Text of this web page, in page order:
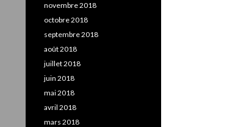
novembre 2018
octobre 2018
septembre 2018
août 2018
juillet 2018
juin 2018
mai 2018
avril 2018
mars 2018